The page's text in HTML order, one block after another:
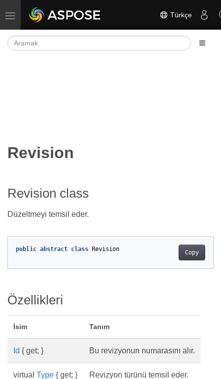
Gezinmeyi aç/kapat Türkçe
Revision
Revision class
Düzeltmeyi temsil eder.
Copy
public abstract class Revision
Özellikleri
İsim Tanım
Id { get; } Bu revizyonun numarasını alır.
virtual Type { get; } Revizyon türünü temsil eder.